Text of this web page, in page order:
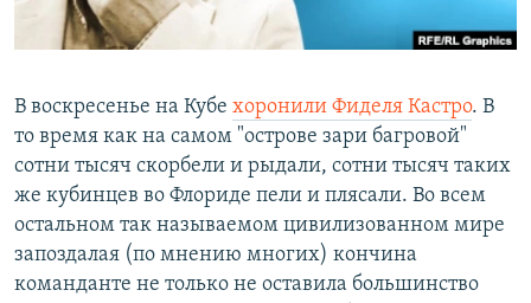
Все сайты РСЕ/РС
В воскресенье на Кубе хоронили Фиделя Кастро. В
то время как на самом "острове зари багровой"
сотни тысяч скорбели и рыдали, сотни тысяч таких
же кубинцев во Флориде пели и плясали. Во всем
остальном так называемом цивилизованном мире
запоздалая (по мнению многих) кончина
команданте не только не оставила большинство